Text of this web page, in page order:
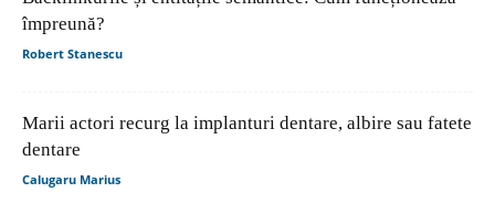
împreună?
Robert Stanescu
Marii actori recurg la implanturi dentare, albire sau fatete
dentare
Calugaru Marius